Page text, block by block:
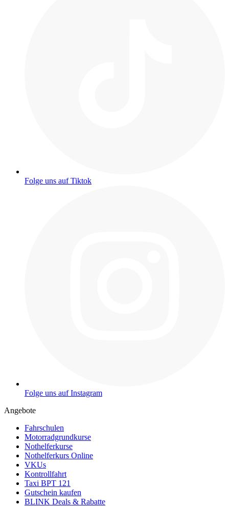
Folge uns auf Tiktok
Folge uns auf Instagram
Angebote
Fahrschulen
Motorradgrundkurse
Nothelferkurse
Nothelferkurs Online
VKUs
Kontrollfahrt
Taxi BPT 121
Gutschein kaufen
BLINK Deals & Rabatte